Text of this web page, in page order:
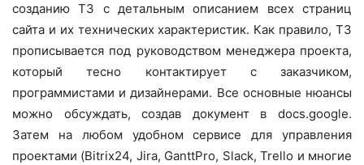
созданию ТЗ с детальным описанием всех страниц
сайта и их технических характеристик. Как правило, ТЗ
прописывается под руководством менеджера проекта,
который тесно контактирует с заказчиком,
программистами и дизайнерами. Все основные нюансы
можно обсуждать, создав документ в docs.google.
Затем на любом удобном сервисе для управления
проектами (Bitrix24, Jira, GanttPro, Slack, Trello и многие